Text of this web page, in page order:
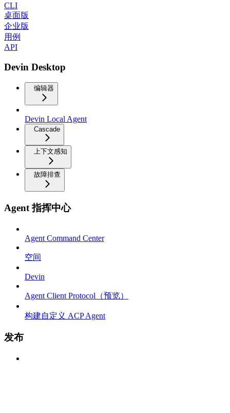
CLI
桌面版
企业版
用例
API
Devin Desktop
编辑器
Devin Local Agent
Cascade
上下文感知
故障排查
Agent 指挥中心
Agent Command Center
空间
Devin
Agent Client Protocol（预览）
构建自定义 ACP Agent
发布